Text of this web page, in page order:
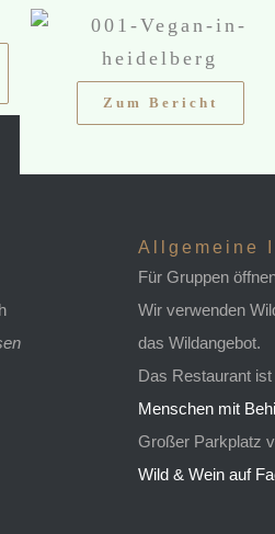
Zum Bericht
Allgemeine
Für Gruppen
Wir verwenden
das Wildangebot.
Das Restaurant ist
Menschen mit
Großer Parkplatz
Wild & Wein auf